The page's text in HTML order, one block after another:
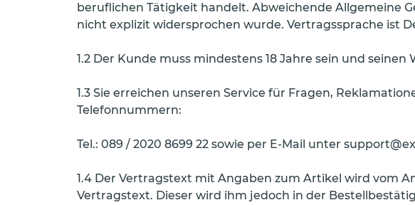
beruflichen Tätigkeit handelt. Abweichende Allgemeine
nicht explizit widersprochen wurde. Vertragssprache ist
1.2 Der Kunde muss mindestens 18 Jahre sein und
1.3 Sie erreichen unseren Service für Fragen,
Telefonnummern:
Tel.: 089 / 2020 8699 22 sowie per E-Mail unter
1.4 Der Vertragstext mit Angaben zum Artikel wird vom
Vertragstext. Dieser wird ihm jedoch in der